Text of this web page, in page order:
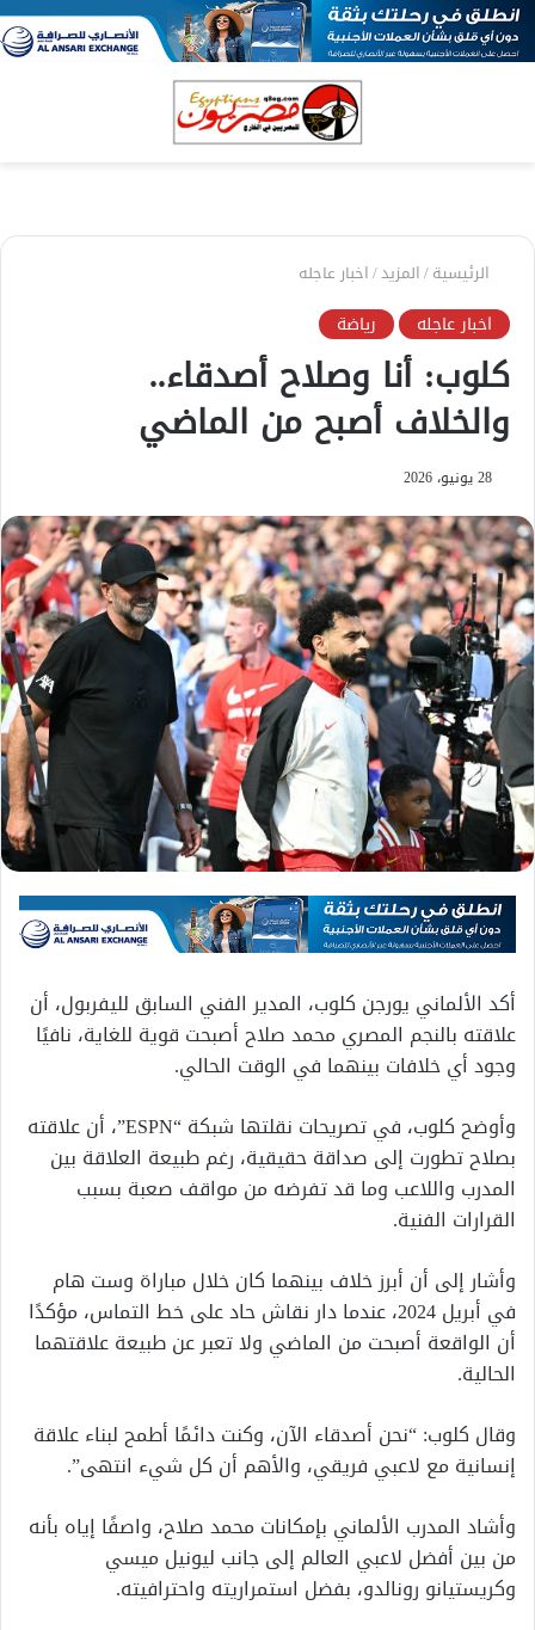
الرئيسية/المزيد/اخبار عاجله
اخبار عاجله رياضة
كلوب: أنا وصلاح أصدقاء..
والخلاف أصبح من الماضي
28 يونيو، 2026
أكد الألماني يورجن كلوب، المدير الفني السابق لليفربول، أن
علاقته بالنجم المصري محمد صلاح أصبحت قوية للغاية، نافيًا
وجود أي خلافات بينهما في الوقت الحالي.
وأوضح كلوب، في تصريحات نقلتها شبكة “ESPN”، أن علاقته
بصلاح تطورت إلى صداقة حقيقية، رغم طبيعة العلاقة بين
المدرب واللاعب وما قد تفرضه من مواقف صعبة بسبب
القرارات الفنية.
وأشار إلى أن أبرز خلاف بينهما كان خلال مباراة وست هام
في أبريل 2024، عندما دار نقاش حاد على خط التماس، مؤكدًا
أن الواقعة أصبحت من الماضي ولا تعبر عن طبيعة علاقتهما
الحالية.
وقال كلوب: “نحن أصدقاء الآن، وكنت دائمًا أطمح لبناء علاقة
إنسانية مع لاعبي فريقي، والأهم أن كل شيء انتهى”.
وأشاد المدرب الألماني بإمكانات محمد صلاح، واصفًا إياه بأنه
من بين أفضل لاعبي العالم إلى جانب ليونيل ميسي
وكريستيانو رونالدو، بفضل استمراريته واحترافيته.